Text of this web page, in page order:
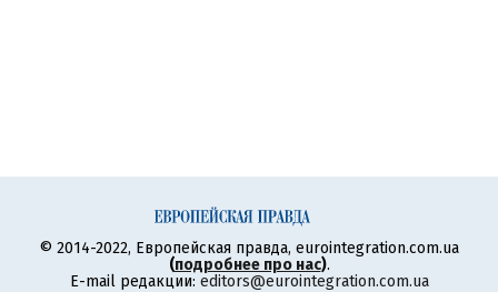
© 2014-2022, Европейская правда, eurointegration.com.ua
(подробнее про нас).
E-mail редакции: editors@eurointegration.com.ua